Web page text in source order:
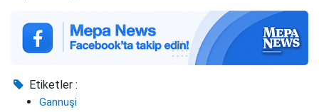
Etiketler :
Gannuşi